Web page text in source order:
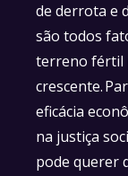
de derrota e
são todos
terreno fértil
crescente.
eficácia
na justiça
pode querer